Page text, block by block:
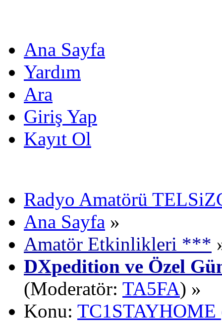
Ana Sayfa
Yardım
Ara
Giriş Yap
Kayıt Ol
Radyo Amatörü
Ana Sayfa »
Amatör Etkinlikleri ***
DXpedition ve Özel
(Moderatör: TA5FA) »
Konu: